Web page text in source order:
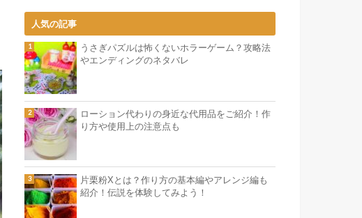
人気の記事
うさぎパズルは怖くないホラーゲーム？攻略法
やエンディングのネタバレ
ローション代わりの身近な代用品をご紹介！作
り方や使用上の注意点も
片栗粉Xとは？作り方の基本編やアレンジ編も
紹介！伝説を体験してみよう！